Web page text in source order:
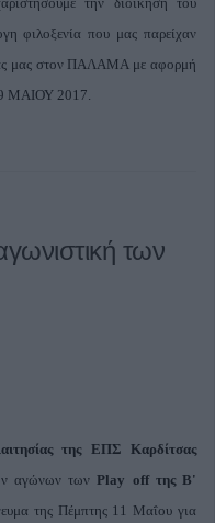
που μας παρείχαν
μας στoν ΠΑΛΑΜΑ με αφορμή
ΜΑΙΟΥ 2017.
των
της ΕΠΣ Καρδίτσας
αγώνων τωνPlay off της Β'
της Πέμπτης 11 Μαΐου για